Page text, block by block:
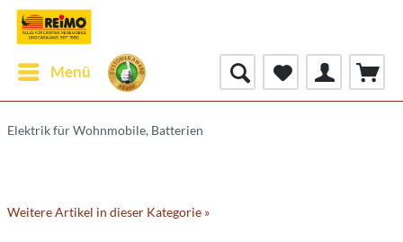
Menü
Elektrik für Wohnmobile, Batterien
Weitere Artikel in dieser Kategorie »